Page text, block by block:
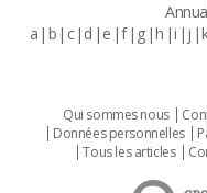
a b c d e f g h i j
Qui sommes nous
Données personnelles
Tous les articles